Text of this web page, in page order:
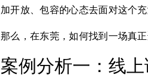
加开放、包容的心态去面对这个充
那么，在东莞，如何找到一场真
案例分析一：线